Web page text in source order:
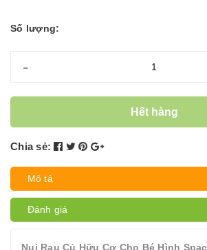
Số lượng:
-
Hết hàng
Chia sẻ:
Mô tả
Đánh giá
Nui Rau Củ Hữu Cơ Cho Bé Hình